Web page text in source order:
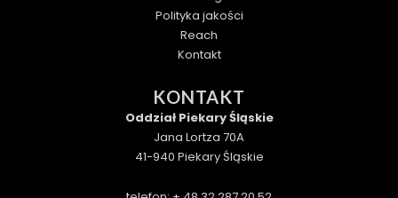
Polityka jakości
Reach
Kontakt
KONTAKT
Oddział Piekary Śląskie
Jana Lortza 70A
41-940 Piekary Śląskie